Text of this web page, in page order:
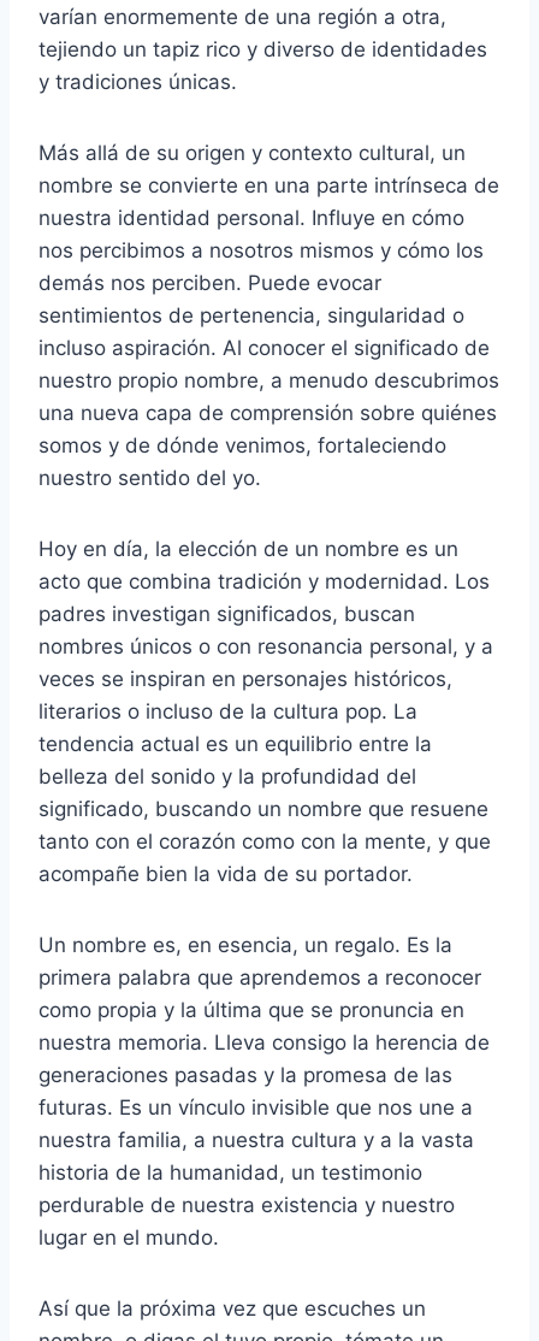
varían enormemente de una región a otra,
tejiendo un tapiz rico y diverso de identidades
y tradiciones únicas.
Más allá de su origen y contexto cultural, un
nombre se convierte en una parte intrínseca de
nuestra identidad personal. Influye en cómo
nos percibimos a nosotros mismos y cómo los
demás nos perciben. Puede evocar
sentimientos de pertenencia, singularidad o
incluso aspiración. Al conocer el significado de
nuestro propio nombre, a menudo descubrimos
una nueva capa de comprensión sobre quiénes
somos y de dónde venimos, fortaleciendo
nuestro sentido del yo.
Hoy en día, la elección de un nombre es un
acto que combina tradición y modernidad. Los
padres investigan significados, buscan
nombres únicos o con resonancia personal, y a
veces se inspiran en personajes históricos,
literarios o incluso de la cultura pop. La
tendencia actual es un equilibrio entre la
belleza del sonido y la profundidad del
significado, buscando un nombre que resuene
tanto con el corazón como con la mente, y que
acompañe bien la vida de su portador.
Un nombre es, en esencia, un regalo. Es la
primera palabra que aprendemos a reconocer
como propia y la última que se pronuncia en
nuestra memoria. Lleva consigo la herencia de
generaciones pasadas y la promesa de las
futuras. Es un vínculo invisible que nos une a
nuestra familia, a nuestra cultura y a la vasta
historia de la humanidad, un testimonio
perdurable de nuestra existencia y nuestro
lugar en el mundo.
Así que la próxima vez que escuches un